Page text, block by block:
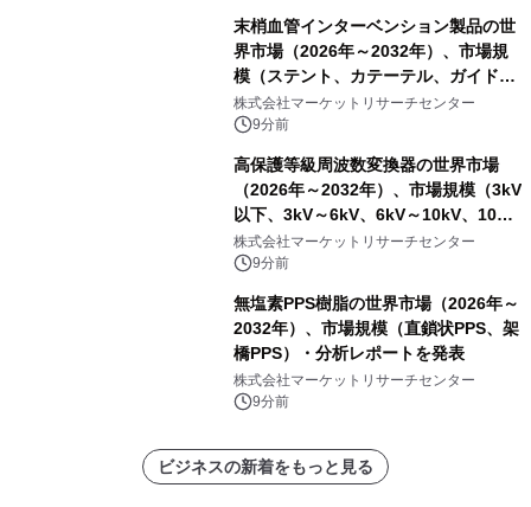
末梢血管インターベンション製品の世
界市場（2026年～2032年）、市場規
模（ステント、カテーテル、ガイドワ
イヤー、シース、下大静脈フィルタ
ー、その他）・分析レポートを発表
株式会社マーケットリサーチセンター
9分前
高保護等級周波数変換器の世界市場
（2026年～2032年）、市場規模（3kV
以下、3kV～6kV、6kV～10kV、10kV
超）・分析レポートを発表
株式会社マーケットリサーチセンター
9分前
無塩素PPS樹脂の世界市場（2026年～
2032年）、市場規模（直鎖状PPS、架
橋PPS）・分析レポートを発表
株式会社マーケットリサーチセンター
9分前
ビジネスの新着をもっと見る